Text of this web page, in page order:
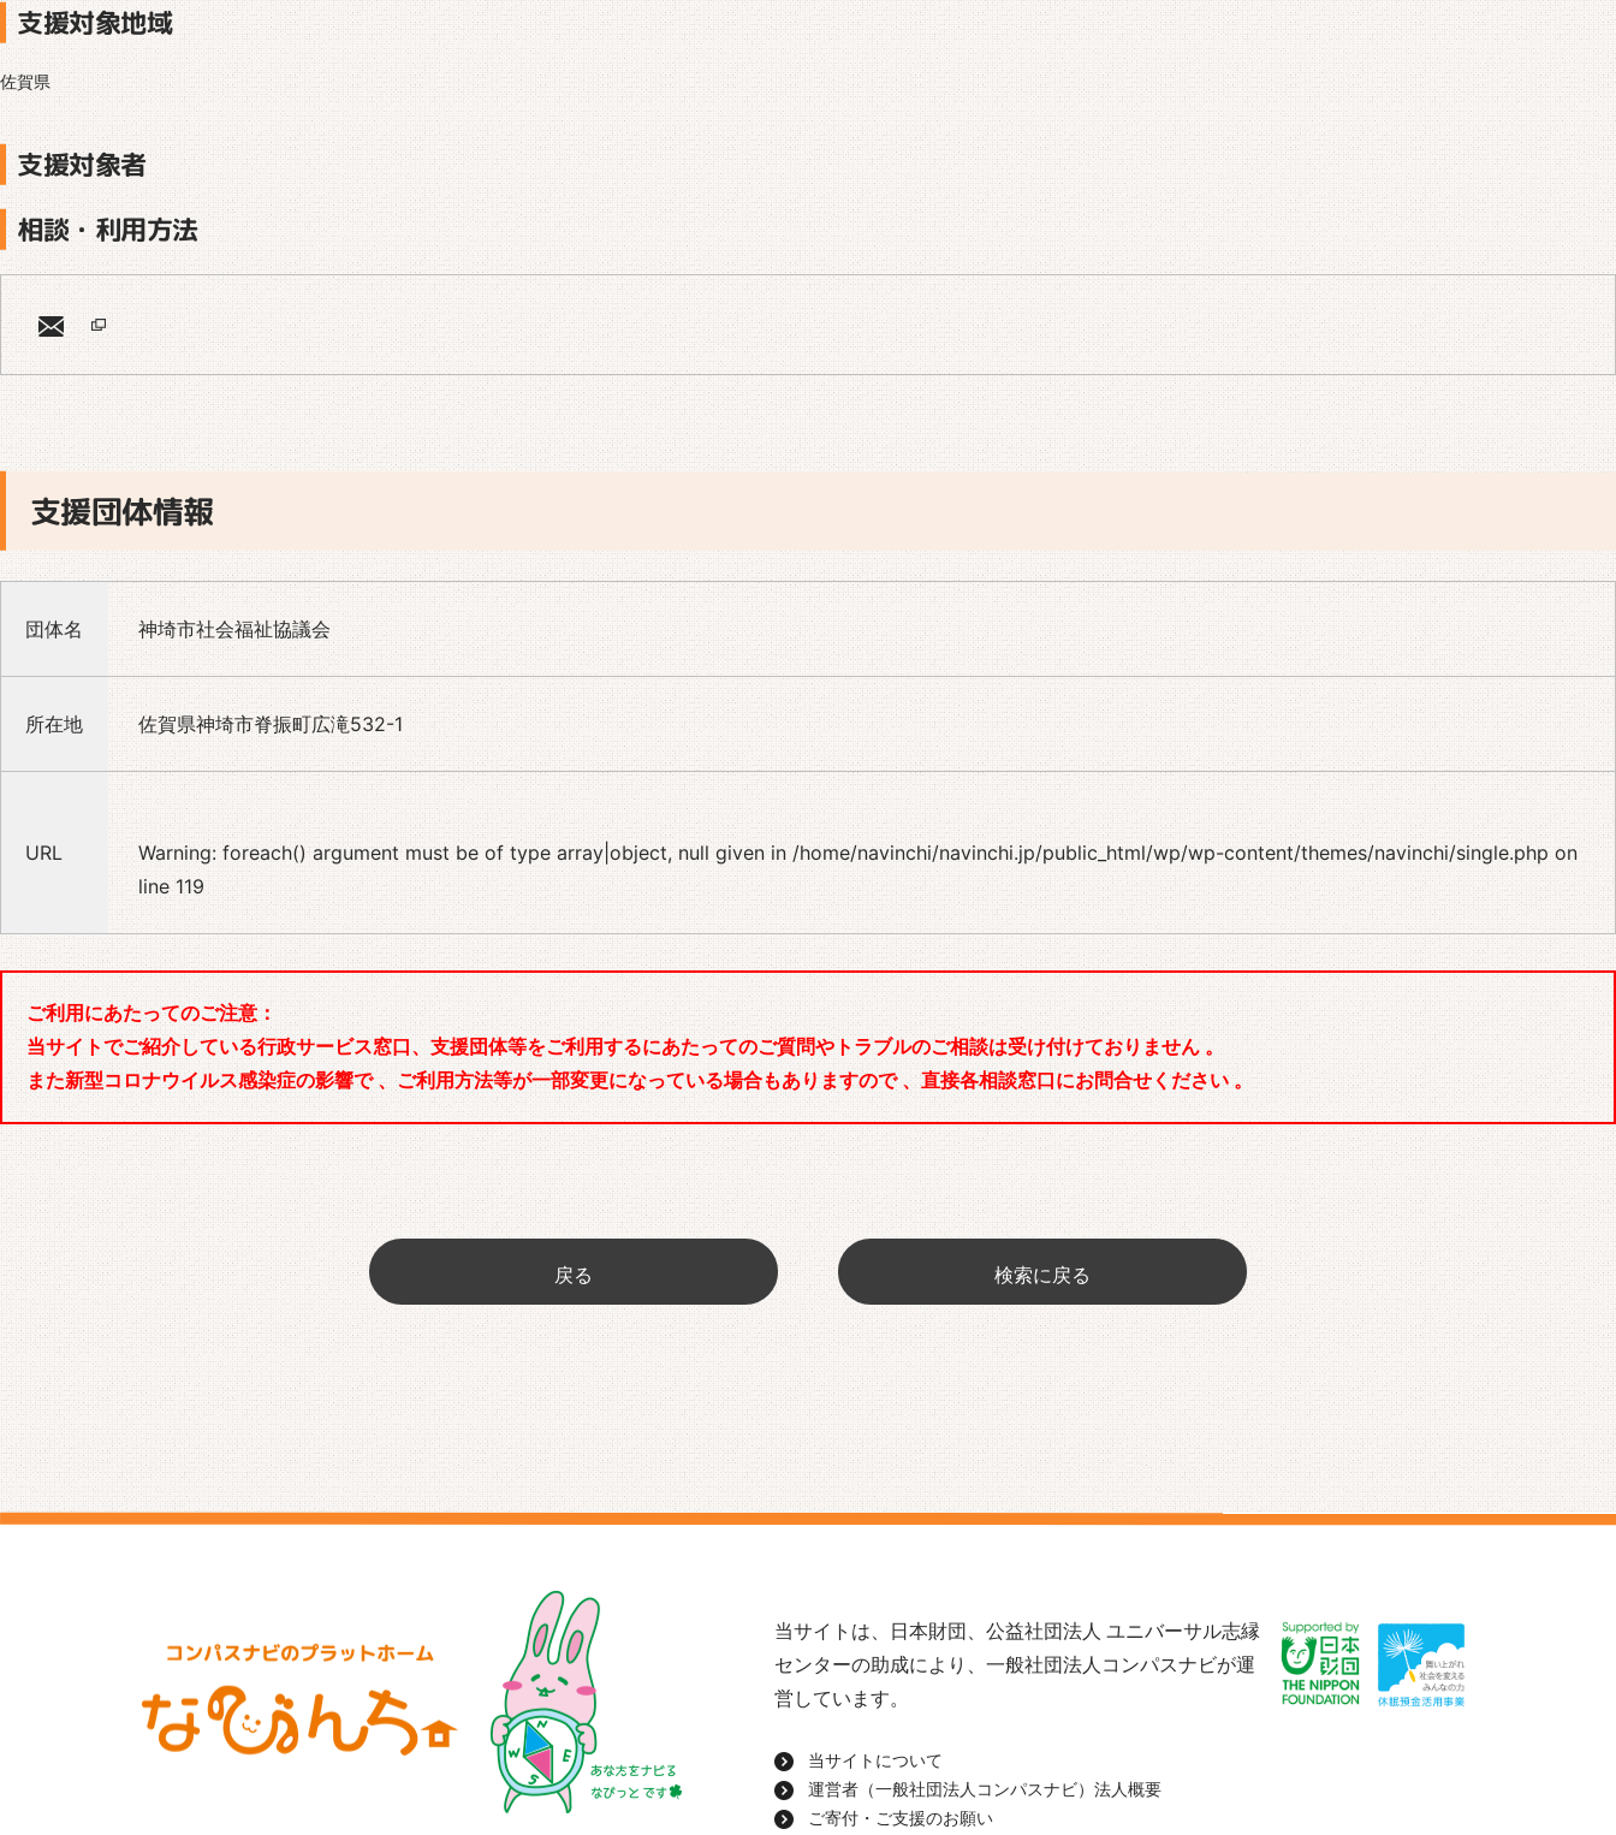
支援対象地域
佐賀県
支援対象者
相談・利用方法
支援団体情報
団体名 神埼市社会福祉協議会
所在地 佐賀県神埼市脊振町広滝532-1
URL Warning: foreach() argument must be of type array|object, null given in/home/navinchi/navinchi.jp/public_html/wp/wp-content/themes/navinchi/single.php on
line119
ご利用にあたってのご注意：
当サイトでご紹介している行政サービス窓口、支援団体等をご利用するにあたってのご質問やトラブルのご相談は受け付けておりません 。
また新型コロナウイルス感染症の影響で 、ご利用方法等が一部変更になっている場合もありますので 、直接各相談窓口にお問合せください 。
戻る 検索に戻る
当サイトは、日本財団、公益社団法人 ユニバーサル志縁
センターの助成により、一般社団法人コンパスナビが運
営しています。
当サイトについて
運営者（一般社団法人コンパスナビ）法人概要
ご寄付・ご支援のお願い